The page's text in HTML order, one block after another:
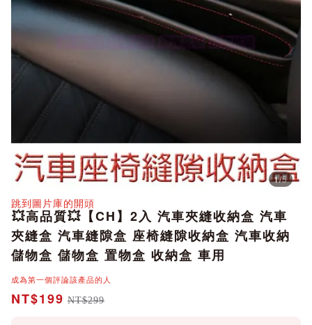
1/5
跳到圖片庫的開頭
💥高品質💥【CH】2入 汽車夾縫收納盒 汽車
夾縫盒 汽車縫隙盒 座椅縫隙收納盒 汽車收納
儲物盒 儲物盒 置物盒 收納盒 車用
成為第一個評論該產品的人
NT$199 NT$299